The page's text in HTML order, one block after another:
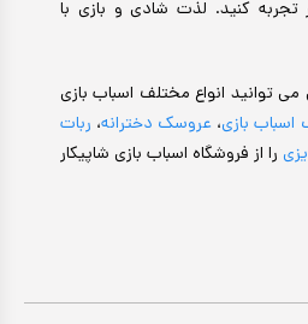
تجربه کنید. لذت شادی و بازی با
توانید انواع مختلف اسباب بازی
اسباب بازی، عروسک دخترانه، ربات
را از فروشگاه اسباب بازی شاپیکار